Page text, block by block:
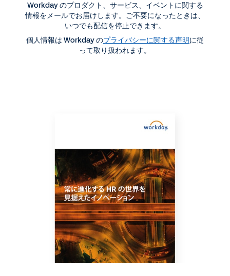
常に進化する HR の世界を見据えたイノベーション
5 つの巨大企業はどのようにデジタル時代に対応した
簡略版のデモ
Workday ヒューマン キャピタル マネジメント スイ
ート ソフトウェア
Workday 資料集
Workday のプロダクト、サービス、イベントに関する
情報をメールでお届けします。ご不要になったときは、
いつでも配信を停止できます。
個人情報は Workday のプライバシーに関する声明に従
って取り扱われます。